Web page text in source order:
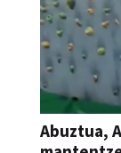
Abuztua,